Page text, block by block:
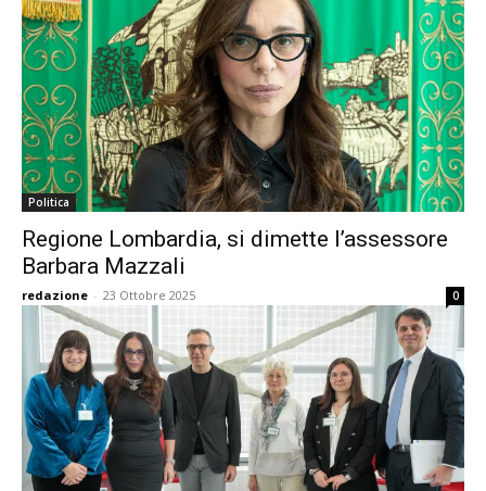
Politica
Regione Lombardia, si dimette l’assessore
Barbara Mazzali
redazione - 23 Ottobre 2025 0